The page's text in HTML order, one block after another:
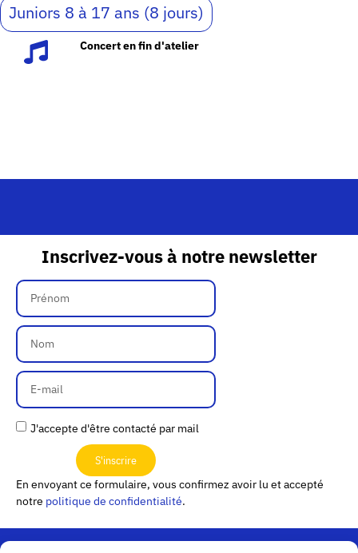
Juniors 8 à 17 ans (8 jours)
Concert en fin d'atelier
Inscrivez-vous à notre newsletter
J'accepte d'être contacté par mail
S'inscrire
En envoyant ce formulaire, vous confirmez avoir lu et accepté
notre politique de confidentialité.